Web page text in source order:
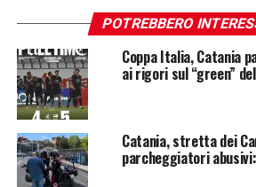
POTREBBERO
Coppa Italia, Catania
ai rigori sul “green”
Catania, stretta dei
parcheggiatori